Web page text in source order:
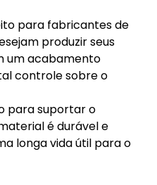
para fabricantes de
produzir seus
um acabamento
controle sobre o
para suportar o
é durável e
longa vida útil para o